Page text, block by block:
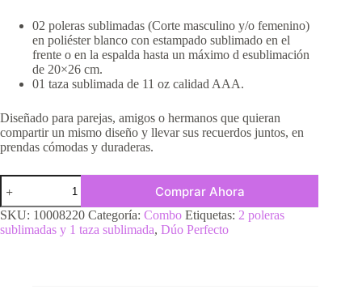
02 poleras sublimadas (Corte masculino y/o femenino)
en poliéster blanco con estampado sublimado en el
frente o en la espalda hasta un máximo d esublimación
de 20×26 cm.
01 taza sublimada de 11 oz calidad AAA.
Diseñado para parejas, amigos o hermanos que quieran
compartir un mismo diseño y llevar sus recuerdos juntos, en
prendas cómodas y duraderas.
Comprar Ahora
SKU: 10008220 Categoría: Combo Etiquetas: 2 poleras
sublimadas y 1 taza sublimada, Dúo Perfecto